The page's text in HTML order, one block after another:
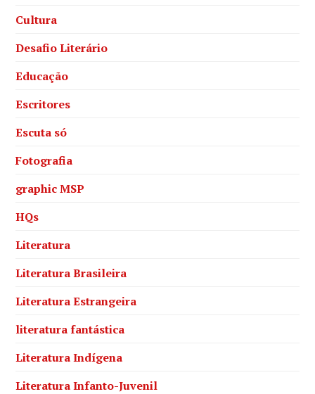
Cultura
Desafio Literário
Educação
Escritores
Escuta só
Fotografia
graphic MSP
HQs
Literatura
Literatura Brasileira
Literatura Estrangeira
literatura fantástica
Literatura Indígena
Literatura Infanto-Juvenil